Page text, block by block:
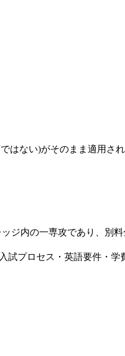
はない)がそのまま適用さ
ジ内の一専攻であり、別
試プロセス・英語要件・